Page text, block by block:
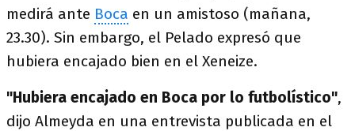
medirá ante Boca en un amistoso (mañana,
23.30). Sin embargo, el Pelado expresó que
hubiera encajado bien en el Xeneize.
"Hubiera encajado en Boca por lo futbolístico",
dijo Almeyda en una entrevista publicada en el